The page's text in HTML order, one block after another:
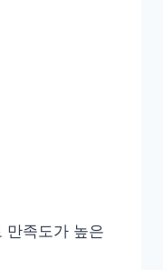
만족도가 높은